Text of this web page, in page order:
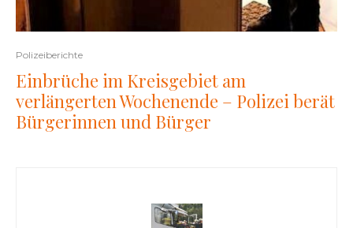
Polizeiberichte
Einbrüche im Kreisgebiet am
verlängerten Wochenende – Polizei berät
Bürgerinnen und Bürger